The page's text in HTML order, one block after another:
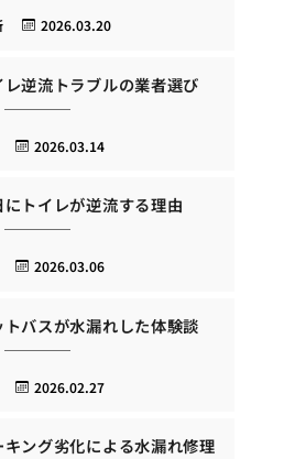
2026.03.20
逆流トラブルの業者選び
2026.03.14
トイレが逆流する理由
2026.03.06
バスが水漏れした体験談
2026.02.27
ング劣化による水漏れ修理